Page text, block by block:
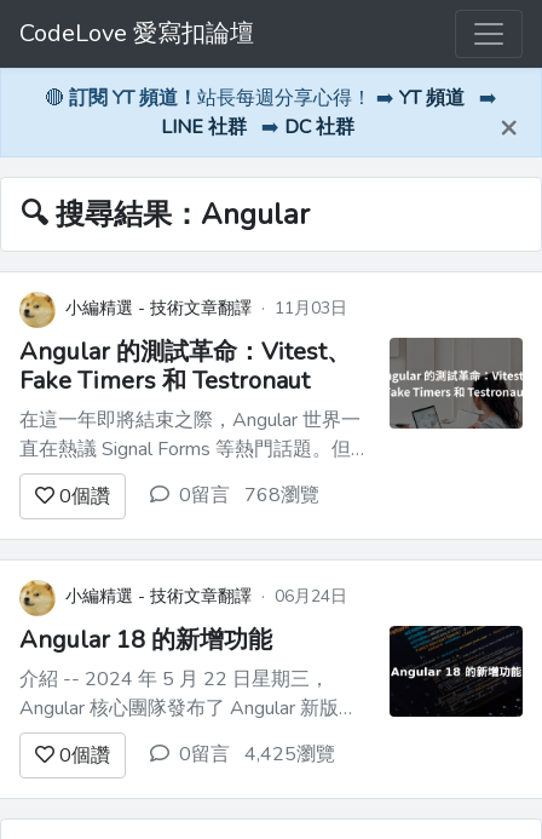
CodeLove 愛寫扣論壇
🔴 訂閱 YT 頻道！ 站長每週分享心得！ ➡️ YT 頻道 ➡️
LINE 社群 ➡️ DC 社群 ×
🔍 搜尋結果：Angular
小編精選 - 技術文章翻譯 · 11月03日
Angular 的測試革命：Vitest、
Fake Timers 和 Testronaut
在這一年即將結束之際，Angular 世界一
直在熱議 Signal Forms 等熱門話題。但悄
悄間，一場測試革命正隨著 Angular 21
版本到來，而且來得相當出人意料——距
離發布僅剩兩週（撰寫本文時）。 在本
文中，我們將探討 Vitest 如何成為新的
預設測試框架，非同步測試將如何改變
新...
0個讚 0留言 768瀏覽
小編精選 - 技術文章翻譯 · 06月24日
Angular 18 的新增功能
介紹 -- 2024 年 5 月 22 日星期三，
Angular 核心團隊發布了 Angular 新版
本：版本 18。 該版本不僅穩定了最新的
API，還引入了許多旨在簡化框架的使用
並改善開發人員體驗的新功能。 這些新
功能是什麼？請仔細閱讀，找出答案。
0個讚 0留言 4,425瀏覽